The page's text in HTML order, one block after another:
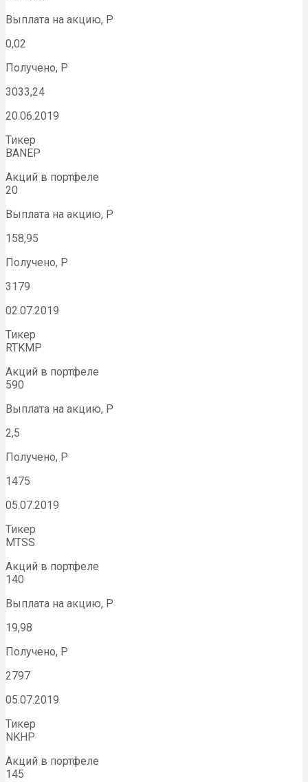
Выплата на акцию, Р
0,02
Получено, Р
3033,24
20.06.2019
Тикер
BANEP
Акций в портфеле
20
Выплата на акцию, Р
158,95
Получено, Р
3179
02.07.2019
Тикер
RTKMP
Акций в портфеле
590
Выплата на акцию, Р
2,5
Получено, Р
1475
05.07.2019
Тикер
MTSS
Акций в портфеле
140
Выплата на акцию, Р
19,98
Получено, Р
2797
05.07.2019
Тикер
NKHP
Акций в портфеле
145